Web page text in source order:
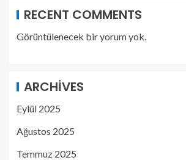
RECENT COMMENTS
Görüntülenecek bir yorum yok.
ARCHIVES
Eylül 2025
Ağustos 2025
Temmuz 2025